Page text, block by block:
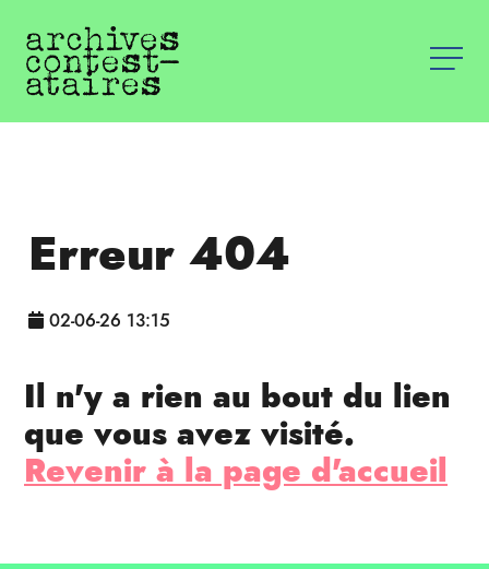
Erreur 404
02-06-26 13:15
Il n'y a rien au bout du lien
que vous avez visité.
Revenir à la page d'accueil